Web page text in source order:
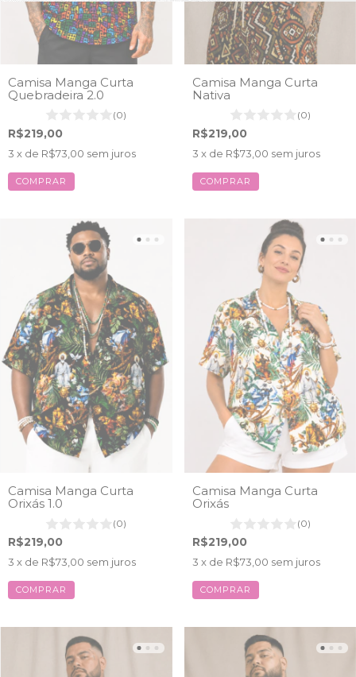
Camisa Manga Curta
Quebradeira 2.0
(0)
R$219,00
3 x de R$73,00 sem juros
COMPRAR
Camisa Manga Curta
Nativa
(0)
R$219,00
3 x de R$73,00 sem juros
COMPRAR
Camisa Manga Curta
Orixás 1.0
(0)
R$219,00
3 x de R$73,00 sem juros
COMPRAR
Camisa Manga Curta
Orixás
(0)
R$219,00
3 x de R$73,00 sem juros
COMPRAR